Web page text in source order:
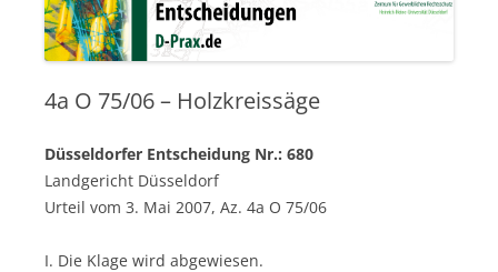
4a O 75/06 – Holzkreissäge
Düsseldorfer Entscheidung Nr.: 680
Landgericht Düsseldorf
Urteil vom 3. Mai 2007, Az. 4a O 75/06
I. Die Klage wird abgewiesen.